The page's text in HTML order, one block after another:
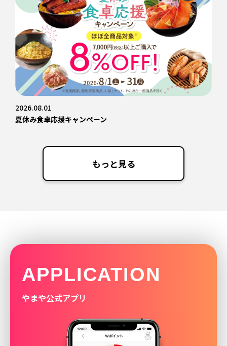
2026.08.01
夏休み食卓応援キャンペーン
もっと見る
APPLICATION
やまや公式アプリ